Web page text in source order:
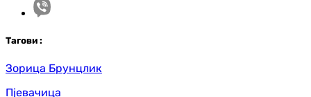
Тагови :
Зорица Брунцлик
Пјевачица